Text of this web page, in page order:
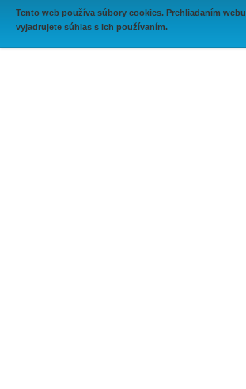
Tento web používa súbory cookies. Prehliadaním webu
vyjadrujete súhlas s ich používaním.